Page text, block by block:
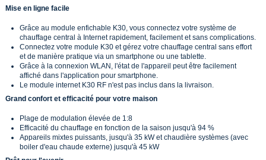
Mise en ligne facile
Grâce au module enfichable K30, vous connectez votre système de
chauffage central à Internet rapidement, facilement et sans complications.
Connectez votre module K30 et gérez votre chauffage central sans effort
et de manière pratique via un smartphone ou une tablette.
Grâce à la connexion WLAN, l'état de l'appareil peut être facilement
affiché dans l'application pour smartphone.
Le module internet K30 RF n'est pas inclus dans la livraison.
Grand confort et efficacité pour votre maison
Plage de modulation élevée de 1:8
Efficacité du chauffage en fonction de la saison jusqu'à 94 %
Appareils mixtes puissants, jusqu'à 35 kW et chaudière systèmes (avec
boiler d'eau chaude externe) jusqu'à 45 kW